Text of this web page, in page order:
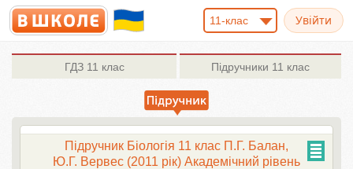
11-клас
ГДЗ11 клас Підручники 11 клас
Підручник Біологія 11 клас П.Г. Балан,
Ю.Г. Вервес (2011 рік) Академічний рівень